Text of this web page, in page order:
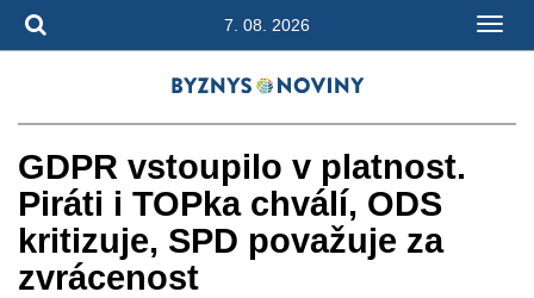
7. 08. 2026
GDPR vstoupilo v platnost.
Piráti i TOPka chválí, ODS
kritizuje, SPD považuje za
zvrácenost